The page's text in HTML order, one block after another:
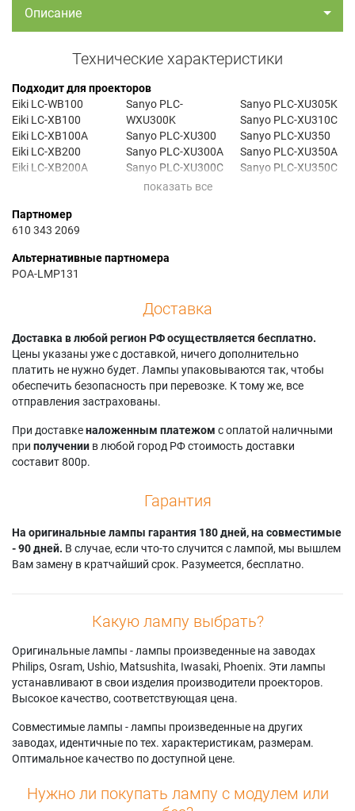
Описание
Технические характеристики
Подходит для проекторов
Eiki LC-WB100
Eiki LC-XB100
Eiki LC-XB100A
Eiki LC-XB200
Eiki LC-XB200A
Sanyo PLC-WR251
Sanyo PLC-WXU300
WXU300A
Sanyo PLC-
WXU300K
Sanyo PLC-XU300
Sanyo PLC-XU300A
Sanyo PLC-XU300C
Sanyo PLC-XU300K
Sanyo PLC-XU305C
Sanyo PLC-XU305K
Sanyo PLC-XU310C
Sanyo PLC-XU350
Sanyo PLC-XU350A
Sanyo PLC-XU350C
Партномер
610 343 2069
Альтернативные партномера
POA-LMP131
Доставка
Доставка в любой регион РФ осуществляется бесплатно.
Цены указаны уже с доставкой, ничего дополнительно
платить не нужно будет. Лампы упаковываются так, чтобы
обеспечить безопасность при перевозке. К тому же, все
отправления застрахованы.
При доставкеналоженным платежом с оплатой наличными
при получении в любой город РФ стоимость доставки
составит 800р.
Гарантия
На оригинальные лампы гарантия 180 дней, на совместимые
- 90 дней. В случае, если что-то случится с лампой, мы вышлем
Вам замену в кратчайший срок. Разумеется, бесплатно.
Какую лампу выбрать?
Оригинальные лампы - лампы произведенные на заводах
Philips, Osram, Ushio, Matsushita, Iwasaki, Phoenix. Эти лампы
устанавливают в свои изделия производители проекторов.
Высокое качество, соответствующая цена.
Совместимые лампы - лампы произведенные на других
заводах, идентичные по тех. характеристикам, размерам.
Оптимальное качество по доступной цене.
Нужно ли покупать лампу с модулем или